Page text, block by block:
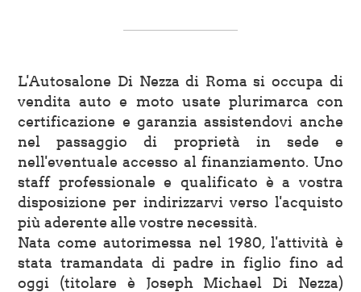
L'Autosalone Di Nezza di Roma si occupa di
vendita auto e moto usate plurimarca con
certificazione e garanzia assistendovi anche
nel passaggio di proprietà in sede e
nell'eventuale accesso al finanziamento. Uno
staff professionale e qualificato è a vostra
disposizione per indirizzarvi verso l'acquisto
più aderente alle vostre necessità.
Nata come autorimessa nel 1980, l'attività è
stata tramandata di padre in figlio fino ad
oggi (titolare è Joseph Michael Di Nezza)